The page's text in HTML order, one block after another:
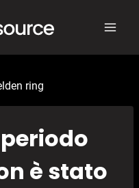
ring
è stato